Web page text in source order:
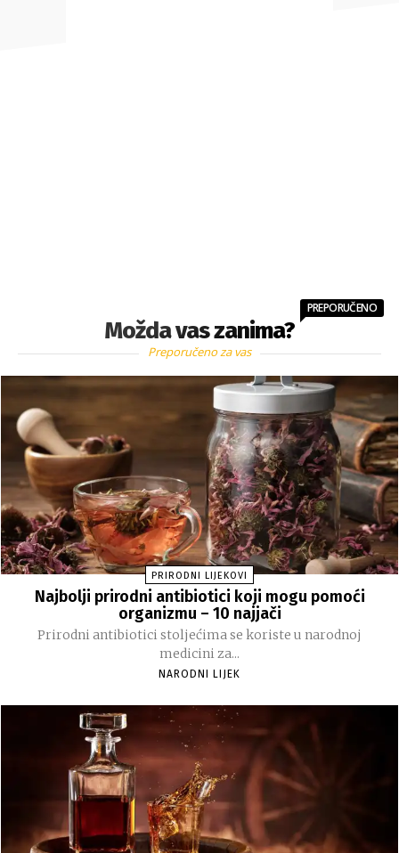
Možda vas zanima?
PREPORUČENO
Preporučeno za vas
PRIRODNI LIJEKOVI
Najbolji prirodni antibiotici koji mogu pomoći
organizmu – 10 najjači
Prirodni antibiotici stoljećima se koriste u narodnoj
medicini za...
NARODNI LIJEK